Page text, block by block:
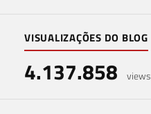
VISUALIZAÇÕES DO BLOG
4.137.858 views